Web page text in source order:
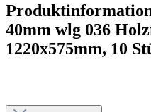
40mm wlg 036
1220x575mm, 10